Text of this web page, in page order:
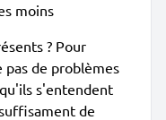
moins
? Pour
pas de problèmes
s'entendent
de